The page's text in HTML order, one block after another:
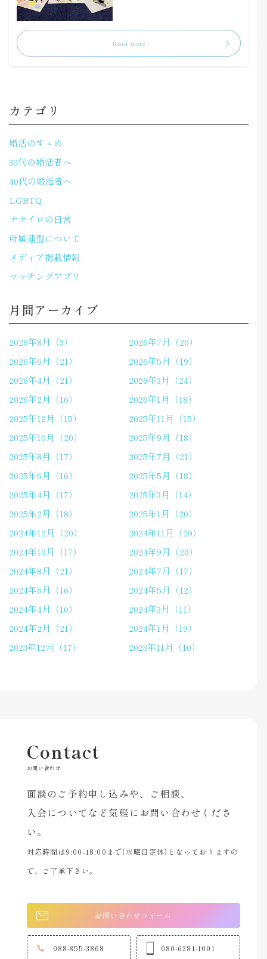
Read more
カテゴリ
婚活のすゝめ
30代の婚活者へ
40代の婚活者へ
LGBTQ
ナナイロの日常
所属連盟について
メディア掲載情報
マッチングアプリ
月間アーカイブ
2026年8月（3）
2026年7月（20）
2026年6月（21）
2026年5月（19）
2026年4月（21）
2026年3月（24）
2026年2月（16）
2026年1月（18）
2025年12月（15）
2025年11月（15）
2025年10月（20）
2025年9月（18）
2025年8月（17）
2025年7月（21）
2025年6月（16）
2025年5月（18）
2025年4月（17）
2025年3月（14）
2025年2月（18）
2025年1月（20）
2024年12月（20）
2024年11月（20）
2024年10月（17）
2024年9月（20）
2024年8月（21）
2024年7月（17）
2024年6月（16）
2024年5月（12）
2024年4月（10）
2024年3月（11）
2024年2月（21）
2024年1月（19）
2023年12月（17）
2023年11月（10）
Contact
お問い合わせ
面談のご予約申し込みや、ご相談、
入会についてなど気軽にお問い合わせくださ
い。
対応時間は9:00-18:00まで(水曜日定休)となっておりますの
で、ご了承下さい。
お問い合わせフォーム
088-855-3868 080-6281-1001